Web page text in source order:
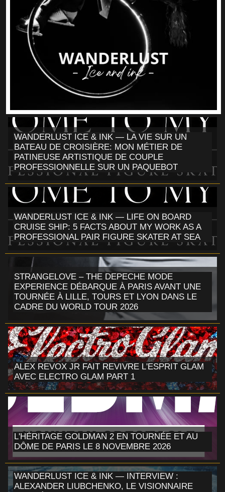
WANDERLUST ICE & INK — LA VIE SUR UN
BATEAU DE CROISIÈRE: MON MÉTIER DE
PATINEUSE ARTISTIQUE DE COUPLE
PROFESSIONNELLE SUR UN PAQUEBOT
WANDERLUST ICE & INK — LIFE ON BOARD
CRUISE SHIP: 5 FACTS ABOUT MY WORK AS A
PROFESSIONAL PAIR FIGURE SKATER AT SEA
STRANGELOVE – THE DEPECHE MODE
EXPERIENCE DÉBARQUE À PARIS AVANT UNE
TOURNÉE À LILLE, TOURS ET LYON DANS LE
CADRE DU WORLD TOUR 2026
ALEX REVOX JR FAIT REVIVRE L'ESPRIT GLAM
AVEC ELECTRO GLAM PART 1
L'HÉRITAGE GOLDMAN 2 EN TOURNÉE ET AU
DÔME DE PARIS LE 8 NOVEMBRE 2026
WANDERLUST ICE & INK — INTERVIEW :
ALEXANDER LIUBCHENKO, LE VISIONNAIRE